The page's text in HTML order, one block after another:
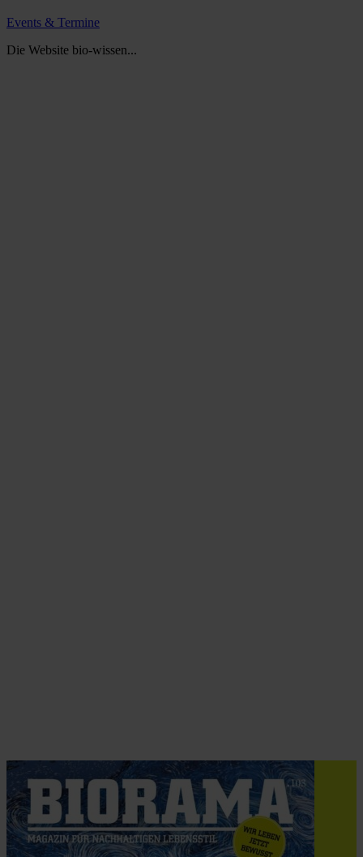
Events & Termine
Die Website bio-wissen...